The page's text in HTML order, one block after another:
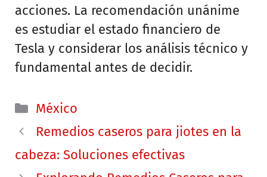
acciones. La recomendación unánime
es estudiar el estado financiero de
Tesla y considerar los análisis técnico y
fundamental antes de decidir.
Categorías
México
Remedios caseros para jiotes en la
cabeza: Soluciones efectivas